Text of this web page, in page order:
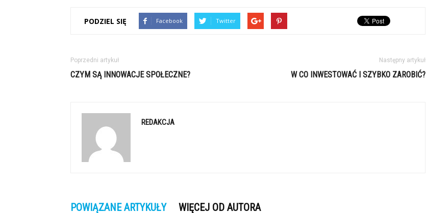
PODZIEL SIĘ Facebook Twitter
Poprzedni artykuł
CZYM SĄ INNOWACJE SPOŁECZNE?
Następny artykuł
W CO INWESTOWAĆ I SZYBKO ZAROBIĆ?
REDAKCJA
POWIĄZANE ARTYKUŁY WIĘCEJ OD AUTORA